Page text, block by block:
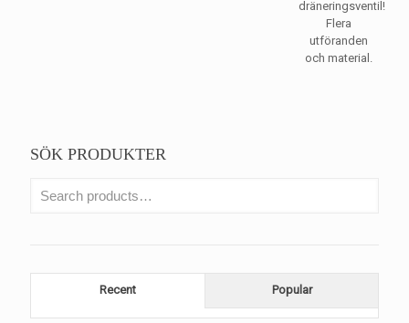
dräneringsventil!
Flera
utföranden
och material.
SÖK PRODUKTER
Recent Popular